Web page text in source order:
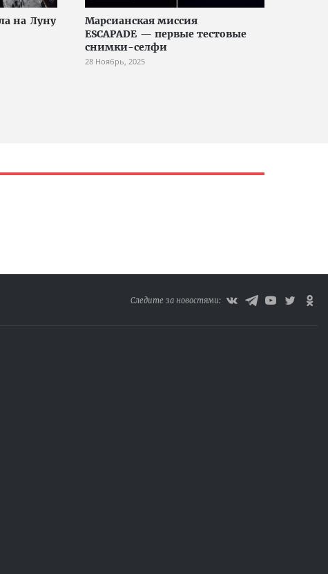
на Луну
Марсианская миссия
ESCAPADE — первые тестовые
снимки-селфи
28 Ноябрь, 2025
Следите за новостями: